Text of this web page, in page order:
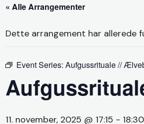
« Alle Arrangementer
Dette arrangement har allerede
Event Series: Aufgussrituale //
11. november, 2025 @ 17:15 - 18:30